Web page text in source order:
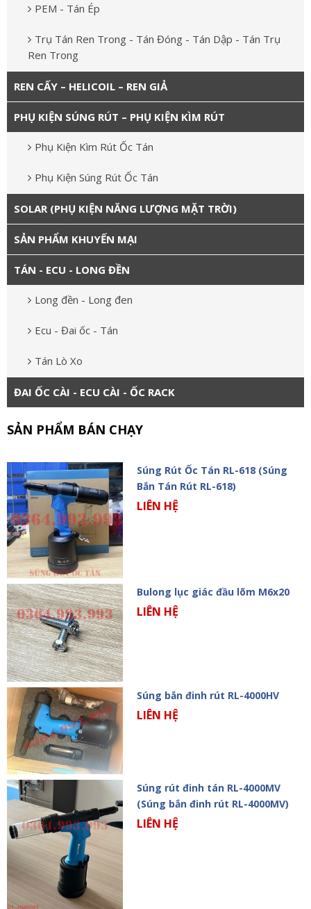
PEM - Tán Ép
Trụ Tán Ren Trong - Tán Đóng - Tán Dập - Tán Trụ
Ren Trong
REN CẤY – HELICOIL – REN GIẢ
PHỤ KIỆN SÚNG RÚT – PHỤ KIỆN KÌM RÚT
Phụ Kiện Kìm Rút Ốc Tán
Phụ Kiện Súng Rút Ốc Tán
SOLAR (PHỤ KIỆN NĂNG LƯỢNG MẶT TRỜI)
SẢN PHẨM KHUYẾN MẠI
TÁN - ECU - LONG ĐỀN
Long đền - Long đen
Ecu - Đai ốc - Tán
Tán Lò Xo
ĐAI ỐC CÀI - ECU CÀI - ỐC RACK
SẢN PHẨM BÁN CHẠY
Súng Rút Ốc Tán RL-618 (Súng
Bắn Tán Rút RL-618)
LIÊN HỆ
Bulong lục giác đầu lõm M6x20
LIÊN HỆ
Súng bắn đinh rút RL-4000HV
LIÊN HỆ
Súng rút đinh tán RL-4000MV
(Súng bắn đinh rút RL-4000MV)
LIÊN HỆ